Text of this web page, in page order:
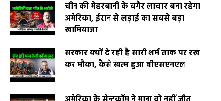
चीन की मेहरबानी के बगैर लाचार बना रहेगा
अमेरिका, ईरान से लड़ाई का सबसे बड़ा
खामियाजा
सरकार क्यों दे रही है सारी शर्म ताक पर रख
कर मौका, कैसे खत्म हुआ बीएसएनएल